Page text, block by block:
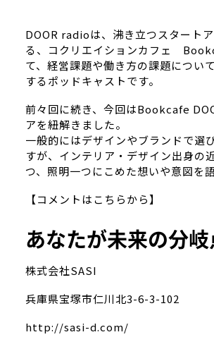
DOOR radioは、沸き立つスタート
る、コクリエイションカフェ
て、経営課題や働き方の課題につい
するポッドキャストです。
前々回に続き、今回はBookcafe
アを紐解きました。
一般的にはデザインやブランドで選
すが、インテリア・デザイン出身の
つ、照明一つにこめた想いや意図を
【コメントはこちらから】
あなたが未来の分
株式会社SASI
兵庫県宝塚市仁川北3-6-3-102
http://sasi-d.com/